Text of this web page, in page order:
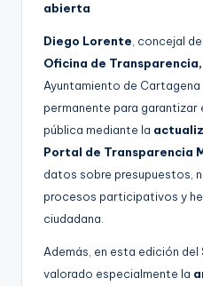
abierta
Diego Lorente, concejal
Oficina de Transparencia,
Ayuntamiento de Cartagena
permanente para
pública mediante la
Portal de Transparencia
datos sobre presupuestos,
procesos participativos y
ciudadana.
Además, en esta edición del
valorado especialmente la